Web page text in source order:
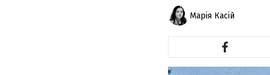
Марія Касій